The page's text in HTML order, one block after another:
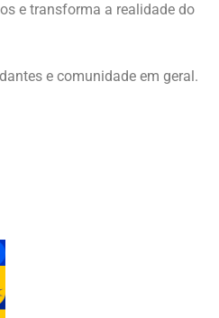
e transforma a realidade do
e comunidade em geral.